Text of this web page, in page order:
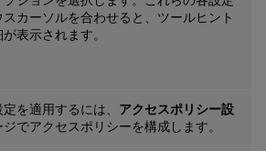
スカーソルを合わせると、ツールヒント
表示されます。
定を適用するには、 アクセスポリシー設
ジでアクセスポリシーを構成します。